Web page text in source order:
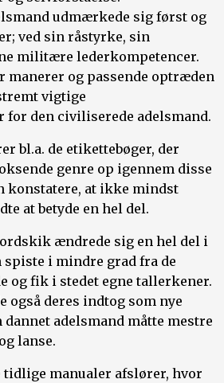
udmærkede sig først og
ved sin råstyrke, sin
militære lederkompetencer.
manerer og passende optræden
vigtige
for den civiliserede adelsmand.
bl.a. de etikettebøger, der
genre op igennem disse
konstatere, at ikke mindst
at betyde en hel del.
ændrede sig en hel del i
spiste i mindre grad fra de
og fik i stedet egne tallerkener.
også deres indtog som nye
adelsmand måtte mestre
lanse.
tidlige manualer afslører, hvor